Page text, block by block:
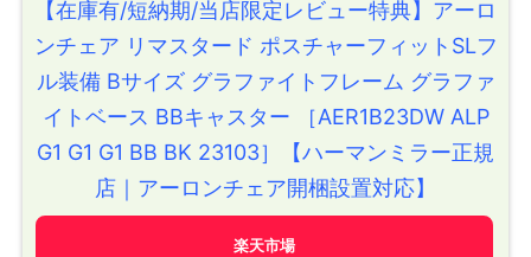
【在庫有/短納期/当店限定レビュー特典】アーロ
ンチェア リマスタード ポスチャーフィットSLフ
ル装備 Bサイズ グラファイトフレーム グラファ
イトベース BBキャスター ［AER1B23DW ALP
G1 G1 G1 BB BK 23103］【ハーマンミラー正規
店｜アーロンチェア開梱設置対応】
楽天市場